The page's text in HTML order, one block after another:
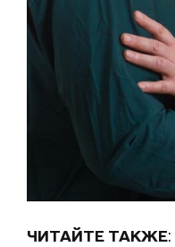
ЧИТАЙТЕ ТАКЖЕ: